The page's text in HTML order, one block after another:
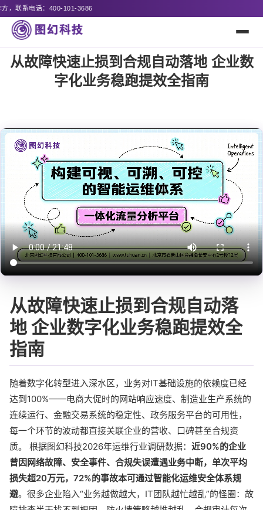
从故障快速止损到合规自动落地 企业数
字化业务稳跑提效全指南
从故障快速止损到合规自动落
地 企业数字化业务稳跑提效全
指南
随着数字化转型进入深水区，业务对IT基础设施的依赖度已经
达到100%——电商大促时的网站响应速度、制造业生产系统的
连续运行、金融交易系统的稳定性、政务服务平台的可用性，
每一个环节的波动都直接关联企业的营收、口碑甚至合规资
质。 根据图幻科技2026年运维行业调研数据： 近90%的企业
曾因网络故障、安全事件、合规失误遭遇业务中断，单次平均
损失超20万元，72%的事故本可通过智能化运维安全体系规
避。很多企业陷入“业务越做越大，IT团队越忙越乱”的怪圈：故